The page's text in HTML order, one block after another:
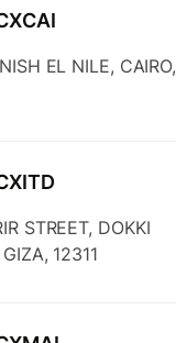
EL NILE, CAIRO,
STREET, DOKKI
12311